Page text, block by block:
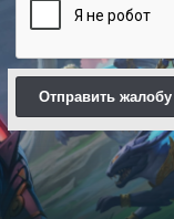
Отправить жалобу